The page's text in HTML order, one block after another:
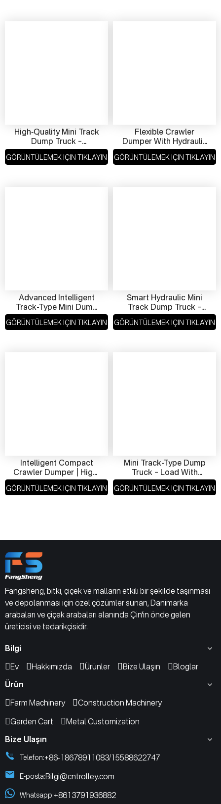
High‑Quality Mini Track
Dump Truck –
Intelligent Hydraulic
Tipper For Efficient
GÖRÜNTÜLEMEK IÇIN TIKLAYIN
Flexible Crawler
Dumper With Hydraulic
Tipping – Premium
Quality, High Efficiency
GÖRÜNTÜLEMEK IÇIN TIKLAYIN
Advanced Intelligent
Track-Type Mini Dump
Truck – Compact,
Durable, And Efficient
GÖRÜNTÜLEMEK IÇIN TIKLAYIN
Smart Hydraulic Mini
Track Dump Truck –
High-Quality All-Terrain
Crawler Dumper For
GÖRÜNTÜLEMEK IÇIN TIKLAYIN
Intelligent Compact
Crawler Dumper | High-
Performance Track Mini
Dump Truck For Farms
GÖRÜNTÜLEMEK IÇIN TIKLAYIN
Mini Track-Type Dump
Truck – Load With
Hydraulic Tipper
GÖRÜNTÜLEMEK IÇIN TIKLAYIN
Fangsheng, bitki, çiçek ve malların etkili bir şekilde taşınması
ve depolanması için özel çözümler sunan, Danimarka
arabaları ve çiçek arabaları alanında Çin'in önde gelen
üreticisi ve tedarikçisidir.
Bilgi
Ev
Hakkımızda Ürünler Bize Ulaşın
Bloglar
Ürün
Farm Machinery
Construction Machinery
Garden Cart
Metal Customization
Bize Ulaşın
Telefon:+86-18678911083/15588622747
E-posta:Bilgi@cntrolley.com
Whatsapp:+8613791936882